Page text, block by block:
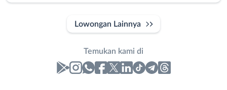
Lowongan Lainnya
Temukan kami di